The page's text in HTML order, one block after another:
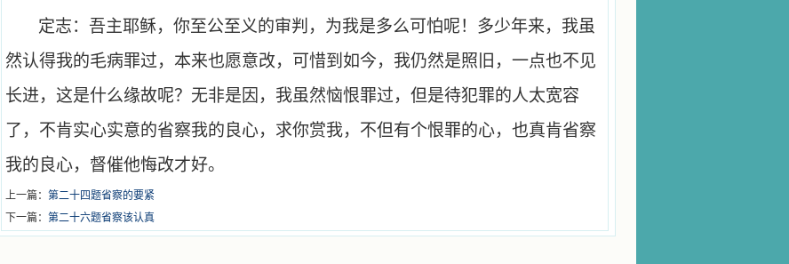
定志：吾主耶稣，你至公至义的审判，为我是多么可怕呢！多少年来，我虽
然认得我的毛病罪过，本来也愿意改，可惜到如今，我仍然是照旧，一点也不见
长进，这是什么缘故呢？无非是因，我虽然恼恨罪过，但是待犯罪的人太宽容
了，不肯实心实意的省察我的良心，求你赏我，不但有个恨罪的心，也真肯省察
我的良心，督催他悔改才好。
上一篇： 第二十四题省察的要紧
下一篇： 第二十六题省察该认真